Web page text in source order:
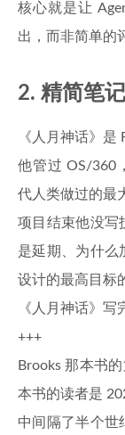
核心就是让
出，而非简单的
2. 精简笔记
《人月神话》是
他管过 OS/360
代人类做过的最
项目结束他没写
是延期、为什么
设计的最高目标
《人月神话》写
+++
Brooks 那本书
本书的读者是
中间隔了半个世